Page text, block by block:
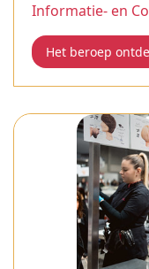
Informatie- en
Het beroep